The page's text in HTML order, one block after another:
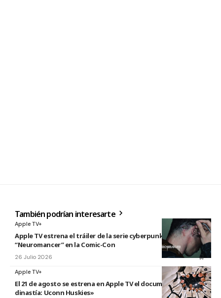
También podrían interesarte
Apple TV+
Apple TV estrena el tráiler de la serie cyberpunk
“Neuromancer” en la Comic-Con
26 Julio 2026
Apple TV+
El 21 de agosto se estrena en Apple TV el documental «La
dinastía: Uconn Huskies»